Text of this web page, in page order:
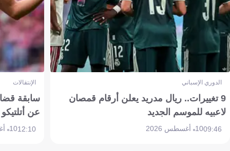
الدوري الإسباني
9 تغييرات.. ريال مدريد يعلن أرقام قمصان
لاعبيه للموسم الجديد
09:4610 أغسطس 2026
الإنتقالات
سابقة
عن أتلتيكو
12:1010 أغسطس 2026